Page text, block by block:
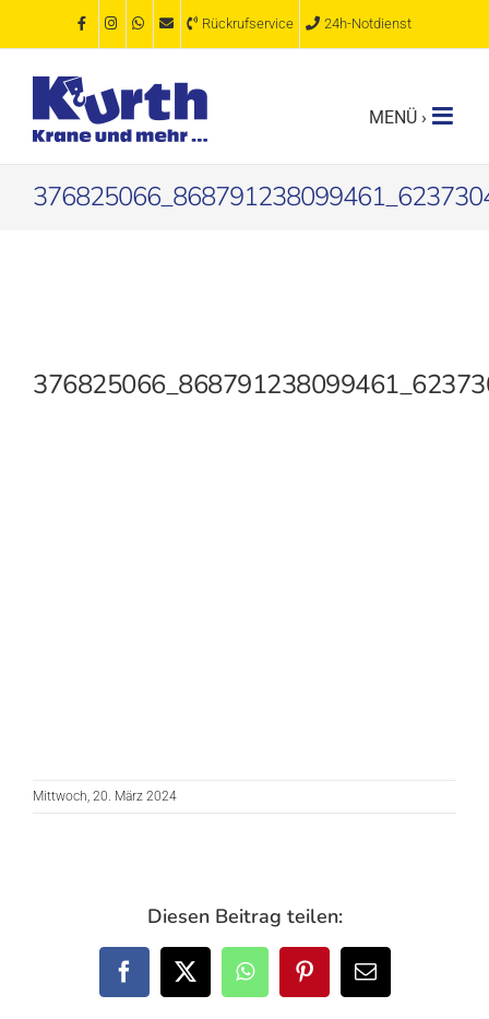
Rückrufservice 24h-Notdienst
Mittwoch, 20. März 2024
Diesen Beitrag teilen:
Facebook
X WhatsAppPinterest
E-
Mail